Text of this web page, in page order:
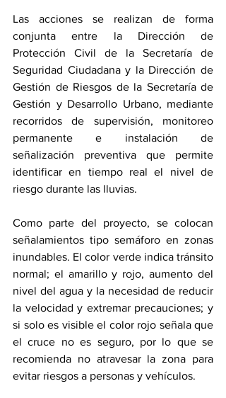
Las acciones se realizan de forma
conjunta entre la Dirección de
Protección Civil de la Secretaría de
Seguridad Ciudadana y la Dirección de
Gestión de Riesgos de la Secretaría de
Gestión y Desarrollo Urbano, mediante
recorridos de supervisión, monitoreo
permanente e instalación de
señalización preventiva que permite
identificar en tiempo real el nivel de
riesgo durante las lluvias.
Como parte del proyecto, se colocan
señalamientos tipo semáforo en zonas
inundables. El color verde indica tránsito
normal; el amarillo y rojo, aumento del
nivel del agua y la necesidad de reducir
la velocidad y extremar precauciones; y
si solo es visible el color rojo señala que
el cruce no es seguro, por lo que se
recomienda no atravesar la zona para
evitar riesgos a personas y vehículos.